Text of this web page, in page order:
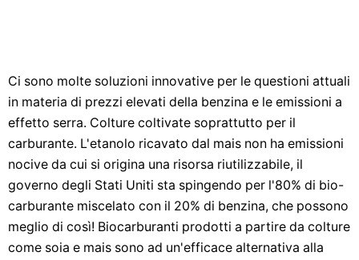
Ci sono molte soluzioni innovative per le questioni attuali
in materia di prezzi elevati della benzina e le emissioni a
effetto serra. Colture coltivate soprattutto per il
carburante. L'etanolo ricavato dal mais non ha emissioni
nocive da cui si origina una risorsa riutilizzabile, il
governo degli Stati Uniti sta spingendo per l'80% di bio-
carburante miscelato con il 20% di benzina, che possono
meglio di così! Biocarburanti prodotti a partire da colture
come soia e mais sono ad un'efficace alternativa alla